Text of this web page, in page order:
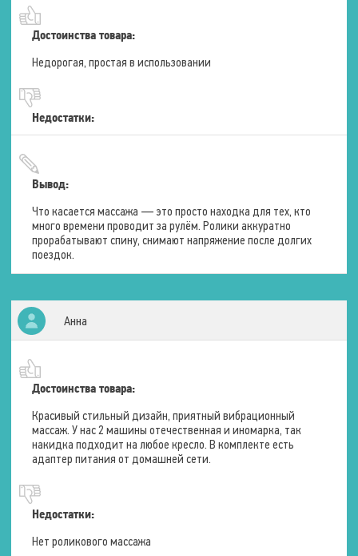
Вес
Брутто (с упаковкой) 1,8 кг.
Вибрационный массаж
Зоны воздействия
Шея
Плечи
Спина
Ягодицы
Тепловой массаж
Зоны воздействия
Магнитотерапия
Зоны воздействия
Шея
Достоинства товара:
Недорогая, простая в использовании
Недостатки:
Вывод:
Что касается массажа — это просто находка для тех, кто
много времени проводит за рулём. Ролики аккуратно
прорабатывают спину, снимают напряжение после долгих
поездок.
Анна
Достоинства товара:
Красивый стильный дизайн, приятный вибрационный
массаж. У нас 2 машины отечественная и иномарка, так
накидка подходит на любое кресло. В комплекте есть
адаптер питания от домашней сети.
Недостатки:
Нет роликового массажа